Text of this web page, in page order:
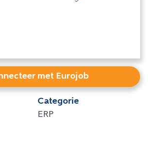
met Eurojob
Categorie
ERP